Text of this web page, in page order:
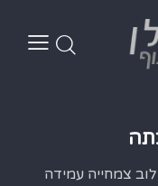
צמחייה עמידה